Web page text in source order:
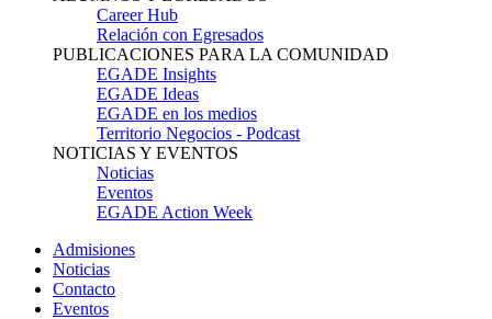
Career Hub
Relación con Egresados
PUBLICACIONES PARA LA COMUNIDAD
EGADE Insights
EGADE Ideas
EGADE en los medios
Territorio Negocios - Podcast
NOTICIAS Y EVENTOS
Noticias
Eventos
EGADE Action Week
Admisiones
Noticias
Contacto
Eventos